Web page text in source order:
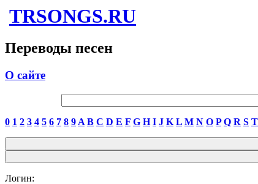
TRSONGS.RU
Переводы песен
О сайте
0 1 2 3 4 5 6 7 8 9 A B C D E F G H I J K L M N O P Q R S T
Логин: